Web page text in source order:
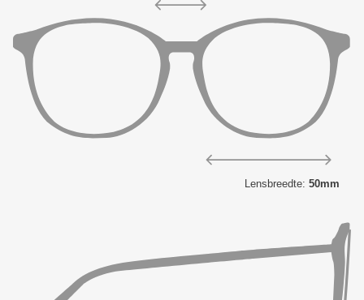
Lensbreedte: 50mm